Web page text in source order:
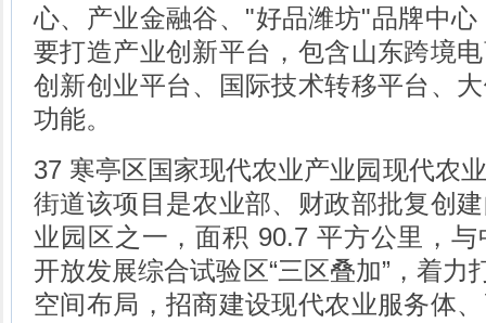
心、产业金融谷、"好品潍坊"品牌中
要打造产业创新平台，包含山东跨境
创新创业平台、国际技术转移平台、
功能。
37 寒亭区国家现代农业产业园现代农
街道该项目是农业部、财政部批复创
业园区之一，面积 90.7 平方公里，
开放发展综合试验区“三区叠加”，着力
空间布局，招商建设现代农业服务体